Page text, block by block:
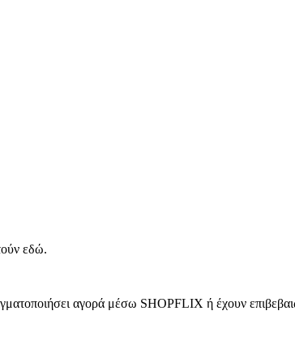
εδώ.
αγορά μέσω SHOPFLIX ή έχουν